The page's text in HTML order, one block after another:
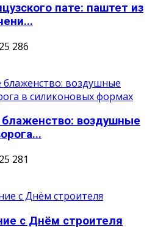
пате: паштет из
286
воздушные
281
с Днём строителя